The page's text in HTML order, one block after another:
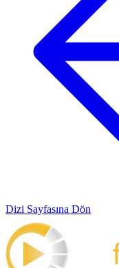
Dizi Sayfasına Dön